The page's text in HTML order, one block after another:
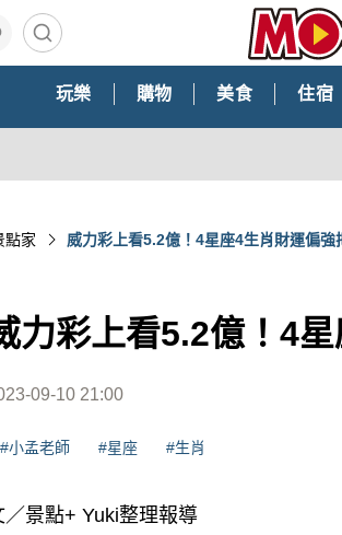
玩樂 購物 美食 住宿
點家 威力彩上看5.2億！4星座4生肖財運偏強
力彩上看5.2億！4
09-10 21:00
#小孟老師 #星座 #生肖
／景點+ Yuki整理報導